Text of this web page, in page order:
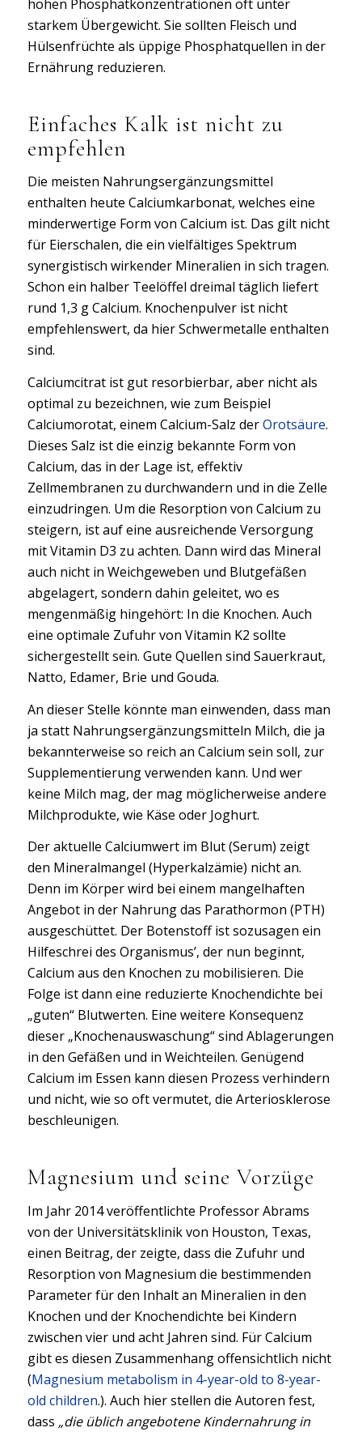
hohen Phosphatkonzentrationen oft unter
starkem Übergewicht. Sie sollten Fleisch und
Hülsenfrüchte als üppige Phosphatquellen in der
Ernährung reduzieren.
Einfaches Kalk ist nicht zu
empfehlen
Die meisten Nahrungsergänzungsmittel
enthalten heute Calciumkarbonat, welches eine
minderwertige Form von Calcium ist. Das gilt nicht
für Eierschalen, die ein vielfältiges Spektrum
synergistisch wirkender Mineralien in sich tragen.
Schon ein halber Teelöffel dreimal täglich liefert
rund 1,3 g Calcium. Knochenpulver ist nicht
empfehlenswert, da hier Schwermetalle enthalten
sind.
Calciumcitrat ist gut resorbierbar, aber nicht als
optimal zu bezeichnen, wie zum Beispiel
Calciumorotat, einem Calcium-Salz derOrotsäure.
Dieses Salz ist die einzig bekannte Form von
Calcium, das in der Lage ist, effektiv
Zellmembranen zu durchwandern und in die Zelle
einzudringen. Um die Resorption von Calcium zu
steigern, ist auf eine ausreichende Versorgung
mit Vitamin D3 zu achten. Dann wird das Mineral
auch nicht in Weichgeweben und Blutgefäßen
abgelagert, sondern dahin geleitet, wo es
mengenmäßig hingehört: In die Knochen. Auch
eine optimale Zufuhr von Vitamin K2 sollte
sichergestellt sein. Gute Quellen sind Sauerkraut,
Natto, Edamer, Brie und Gouda.
An dieser Stelle könnte man einwenden, dass man
ja statt Nahrungsergänzungsmitteln Milch, die ja
bekannterweise so reich an Calcium sein soll, zur
Supplementierung verwenden kann. Und wer
keine Milch mag, der mag möglicherweise andere
Milchprodukte, wie Käse oder Joghurt.
Der aktuelle Calciumwert im Blut (Serum) zeigt
den Mineralmangel (Hyperkalzämie) nicht an.
Denn im Körper wird bei einem mangelhaften
Angebot in der Nahrung das Parathormon (PTH)
ausgeschüttet. Der Botenstoff ist sozusagen ein
Hilfeschrei des Organismus’, der nun beginnt,
Calcium aus den Knochen zu mobilisieren. Die
Folge ist dann eine reduzierte Knochendichte bei
„guten“ Blutwerten. Eine weitere Konsequenz
dieser „Knochenauswaschung“ sind Ablagerungen
in den Gefäßen und in Weichteilen. Genügend
Calcium im Essen kann diesen Prozess verhindern
und nicht, wie so oft vermutet, die Arteriosklerose
beschleunigen.
Magnesium und seine Vorzüge
Im Jahr 2014 veröffentlichte Professor Abrams
von der Universitätsklinik von Houston, Texas,
einen Beitrag, der zeigte, dass die Zufuhr und
Resorption von Magnesium die bestimmenden
Parameter für den Inhalt an Mineralien in den
Knochen und der Knochendichte bei Kindern
zwischen vier und acht Jahren sind. Für Calcium
gibt es diesen Zusammenhang offensichtlich nicht
(Magnesium metabolism in 4-year-old to 8-year-
old children.). Auch hier stellen die Autoren fest,
dass „die üblich angebotene Kindernahrung in